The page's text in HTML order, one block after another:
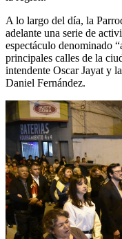
A lo largo del día, la
adelante una serie de
espectáculo denominado
principales calles de la
intendente Oscar Jayat y
Daniel Fernández.